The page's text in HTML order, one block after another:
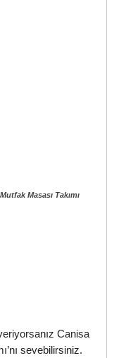
Masası Takımı
Canisa
sevebilirsiniz.